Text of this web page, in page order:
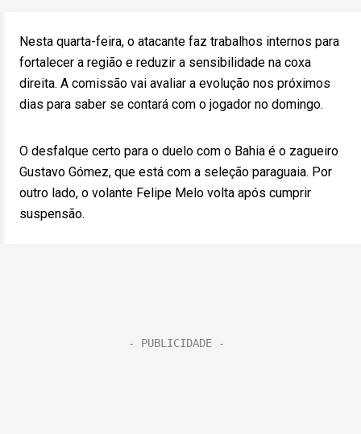
Nesta quarta-feira, o atacante faz trabalhos internos para
fortalecer a região e reduzir a sensibilidade na coxa
direita. A comissão vai avaliar a evolução nos próximos
dias para saber se contará com o jogador no domingo.
O desfalque certo para o duelo com o Bahia é o zagueiro
Gustavo Gómez, que está com a seleção paraguaia. Por
outro lado, o volante Felipe Melo volta após cumprir
suspensão.